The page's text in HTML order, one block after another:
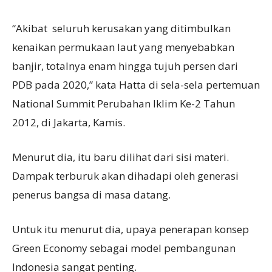
“Akibat seluruh kerusakan yang ditimbulkan
kenaikan permukaan laut yang menyebabkan
banjir, totalnya enam hingga tujuh persen dari
PDB pada 2020,” kata Hatta di sela-sela pertemuan
National Summit Perubahan Iklim Ke-2 Tahun
2012, di Jakarta, Kamis.
Menurut dia, itu baru dilihat dari sisi materi.
Dampak terburuk akan dihadapi oleh generasi
penerus bangsa di masa datang.
Untuk itu menurut dia, upaya penerapan konsep
Green Economy sebagai model pembangunan
Indonesia sangat penting.